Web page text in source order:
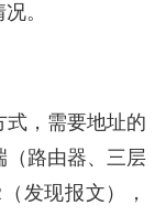
。
式，需要地址的
（路由器、三层
发现报文），